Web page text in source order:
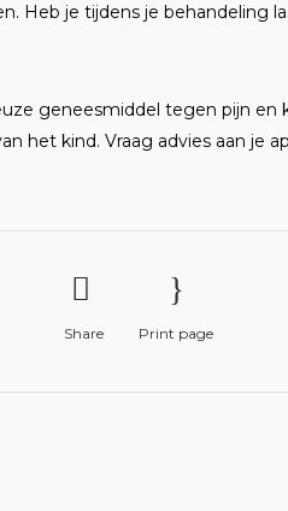
Heb je tijdens je behandeling
geneesmiddel tegen pijn en
het kind. Vraag advies aan je
Share Print page